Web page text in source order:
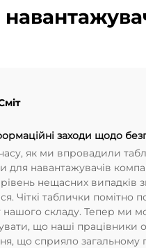
заходи щодо
як ми впровадили
для навантажувачів
нещасних випадків
Чіткі таблички помітно
нашого складу. Тепер ми
що наші працівники
що сприяло